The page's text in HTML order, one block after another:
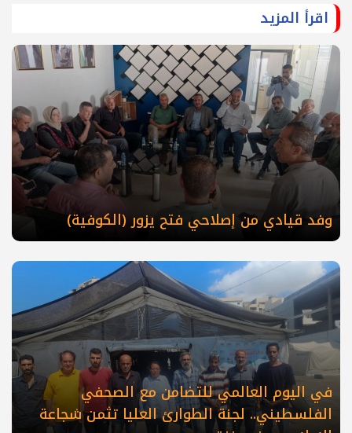
اقرأ المزيد
وفد قيادي من إصلاحي فتح يزور (الكوفية)
في اليوم العالمي للتضامن مع الصحفي
الفلسطيني.. لجنة الطوارئ العليا تثمن شجاعة